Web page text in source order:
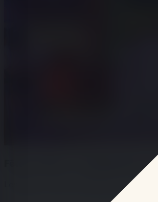
Fêtes votives : le programme
Les fêtes votives constituent un pilier